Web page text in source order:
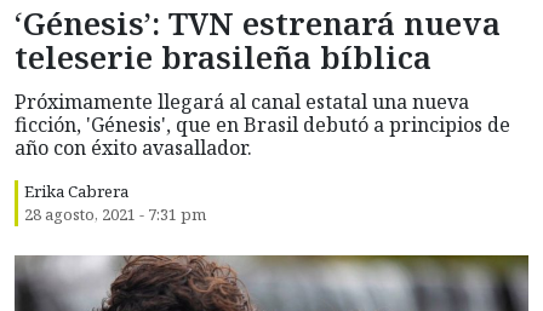
‘Génesis’: TVN estrenará nueva
teleserie brasileña bíblica
Próximamente llegará al canal estatal una nueva
ficción, 'Génesis', que en Brasil debutó a principios de
año con éxito avasallador.
Erika Cabrera
28 agosto, 2021 - 7:31 pm